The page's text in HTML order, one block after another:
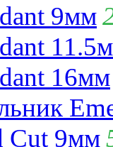
9мм
16мм
Cut 9мм